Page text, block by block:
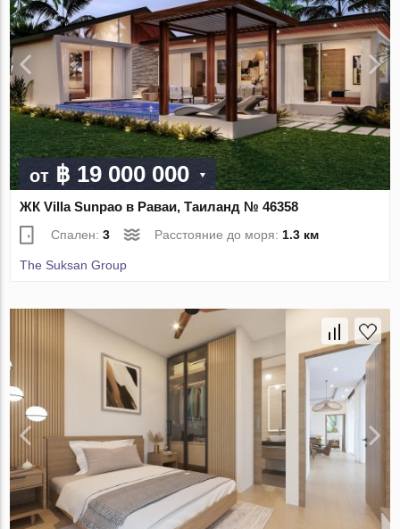
от ฿ 19 000 000
ЖК Villa Sunpao в Раваи, Таиланд № 46358
Спален:3 Расстояние до моря: 1.3 км
The Suksan Group